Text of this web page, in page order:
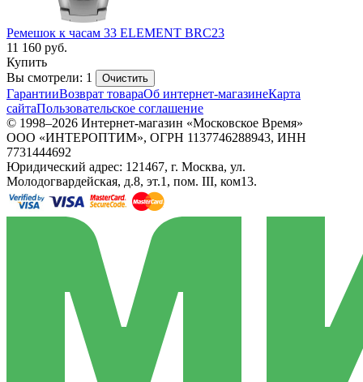
Ремешок к часам 33 ELEMENT BRC23
11 160 руб.
Купить
Вы смотрели: 1
Очистить
ГарантииВозврат товараОб интернет-магазинеКарта
сайтаПользовательское соглашение
© 1998–2026 Интернет-магазин «Московское Время»
ООО «ИНТЕРОПТИМ», ОГРН 1137746288943, ИНН
7731444692
Юридический адрес: 121467, г. Москва, ул.
Молодогвардейская, д.8, эт.1, пом. III, ком13.